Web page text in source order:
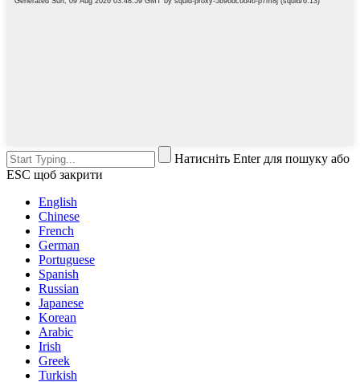
Натисніть Enter для пошуку або
ESC щоб закрити
English
Chinese
French
German
Portuguese
Spanish
Russian
Japanese
Korean
Arabic
Irish
Greek
Turkish